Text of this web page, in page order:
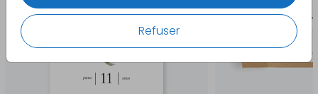
Refuser